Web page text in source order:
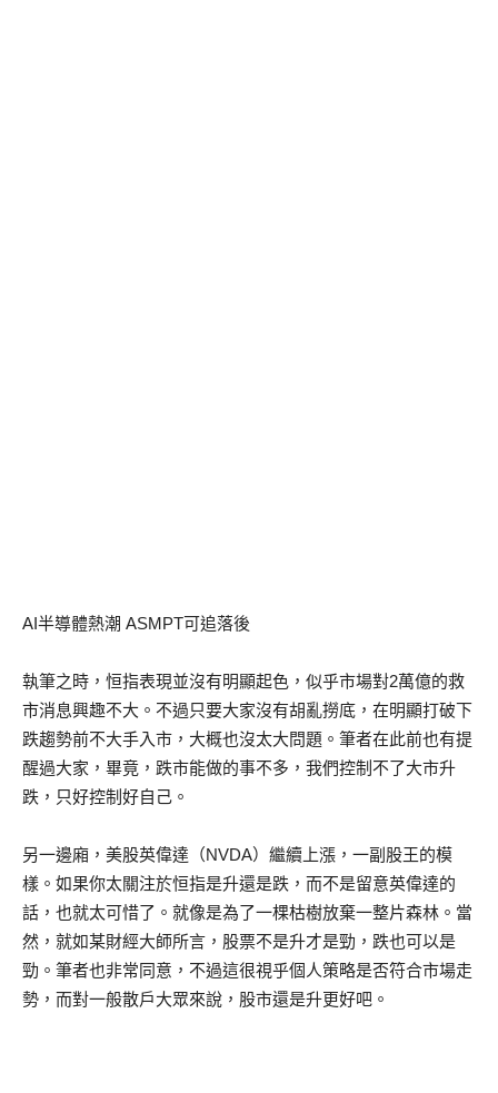
AI半導體熱潮 ASMPT可追落後
執筆之時，恒指表現並沒有明顯起色，似乎市場對2萬億的救
市消息興趣不大。不過只要大家沒有胡亂撈底，在明顯打破下
跌趨勢前不大手入市，大概也沒太大問題。筆者在此前也有提
醒過大家，畢竟，跌市能做的事不多，我們控制不了大市升
跌，只好控制好自己。
另一邊廂，美股英偉達（NVDA）繼續上漲，一副股王的模
樣。如果你太關注於恒指是升還是跌，而不是留意英偉達的
話，也就太可惜了。就像是為了一棵枯樹放棄一整片森林。當
然，就如某財經大師所言，股票不是升才是勁，跌也可以是
勁。筆者也非常同意，不過這很視乎個人策略是否符合市場走
勢，而對一般散戶大眾來說，股市還是升更好吧。